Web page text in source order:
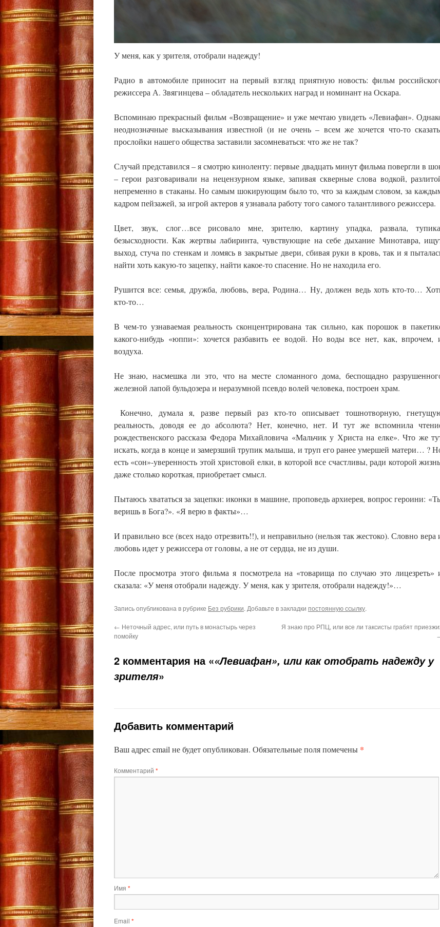
У меня, как у зрителя, отобрали надежду!
Радио в автомобиле приносит на первый взгляд приятную новость: фильм
режиссера А. Звягинцева – обладатель нескольких наград и номинант на Оскара.
Вспоминаю прекрасный фильм «Возвращение» и уже мечтаю увидеть «Левиафан».
неоднозначные высказывания известной (и не очень – всем же хочется что-то
прослойки нашего общества заставили засомневаться: что же не так?
Случай представился – я смотрю киноленту: первые двадцать минут фильма повергли в
– герои разговаривали на нецензурном языке, запивая скверные слова водкой,
непременно в стаканы. Но самым шокирующим было то, что за каждым словом, за
кадром пейзажей, за игрой актеров я узнавала работу того самого талантливого режиссера.
Цвет, звук, слог…все рисовало мне, зрителю, картину упадка, развала,
безысходности. Как жертвы лабиринта, чувствующие на себе дыхание Минотавра,
выход, стуча по стенкам и ломясь в закрытые двери, сбивая руки в кровь, так и я
найти хоть какую-то зацепку, найти какое-то спасение. Но не находила его.
Рушится все: семья, дружба, любовь, вера, Родина… Ну, должен ведь хоть кто-то…
кто-то…
В чем-то узнаваемая реальность сконцентрирована так сильно, как порошок в
какого-нибудь «юппи»: хочется разбавить ее водой. Но воды все нет, как, впрочем,
воздуха.
Не знаю, насмешка ли это, что на месте сломанного дома, беспощадно
железной лапой бульдозера и неразумной псевдо волей человека, построен храм.
Конечно, думала я, разве первый раз кто-то описывает тошнотворную,
реальность, доводя ее до абсолюта? Нет, конечно, нет. И тут же вспомнила
рождественского рассказа Федора Михайловича «Мальчик у Христа на елке». Что же
искать, когда в конце и замерзший трупик малыша, и труп его ранее умершей матери… ?
есть «сон»-уверенность этой христовой елки, в которой все счастливы, ради которой
даже столько короткая, приобретает смысл.
Пытаюсь хвататься за зацепки: иконки в машине, проповедь архиерея, вопрос героини:
веришь в Бога?». «Я верю в факты»…
И правильно все (всех надо отрезвить!!), и неправильно (нельзя так жестоко). Словно вера
любовь идет у режиссера от головы, а не от сердца, не из души.
После просмотра этого фильма я посмотрела на «товарища по случаю это лицезреть»
сказала: «У меня отобрали надежду. У меня, как у зрителя, отобрали надежду!»…
Запись опубликована в рубрике Без рубрики. Добавьте в закладки постоянную ссылку.
← Неточный адрес, или путь в монастырь через
помойку
Я знаю про РПЦ, или все ли таксисты грабят
2 комментария на ««Левиафан», или как отобрать надежду у
зрителя»
Добавить комментарий
Ваш адрес email не будет опубликован. Обязательные поля помечены *
Комментарий *
Имя *
Email *